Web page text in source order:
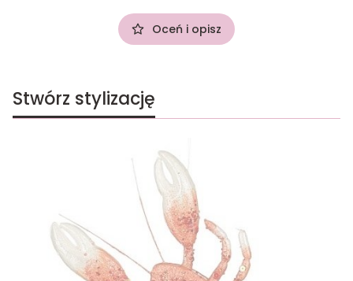
Oceń i opisz
Stwórz stylizację